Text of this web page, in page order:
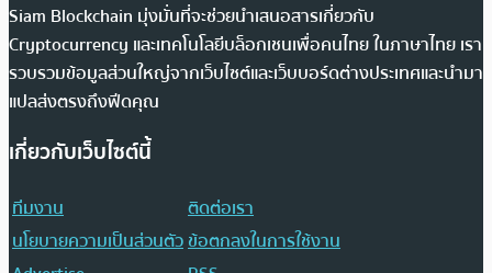
Siam Blockchain มุ่งมั่นที่จะช่วยนำเสนอสารเกี่ยวกับ
Cryptocurrency และเทคโนโลยีบล็อกเชนเพื่อคนไทย ในภาษาไทย เรา
รวบรวมข้อมูลส่วนใหญ่จากเว็บไซต์และเว็บบอร์ดต่างประเทศและนำมา
แปลส่งตรงถึงฟีดคุณ
เกี่ยวกับเว็บไซต์นี้
ทีมงาน
ติดต่อเรา
นโยบายความเป็นส่วนตัวข้อตกลงในการใช้งาน